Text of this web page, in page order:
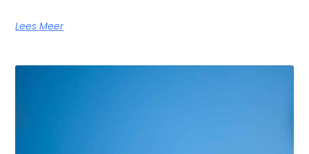
Lees Meer